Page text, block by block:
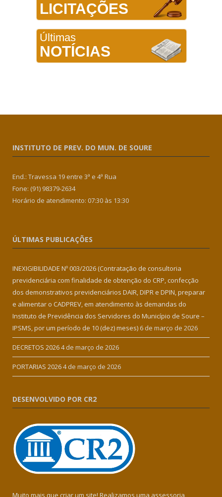
LICITAÇÕES
Últimas
NOTÍCIAS
INSTITUTO DE PREV. DO MUN. DE SOURE
End.: Travessa 19 entre 3ª e 4ª Rua
Fone: (91) 98379-2634
Horário de atendimento: 07:30 às 13:30
ÚLTIMAS PUBLICAÇÕES
INEXIGIBILIDADE Nº 003/2026 (Contratação de consultoria
previdenciária com finalidade de obtenção do CRP, confecção
dos demonstrativos previdenciários DAIR, DIPR e DPIN, preparar
e alimentar o CADPREV, em atendimento às demandas do
Instituto de Previdência dos Servidores do Município de Soure –
IPSMS, por um período de 10 (dez) meses) 6 de março de 2026
DECRETOS 20264 de março de 2026
PORTARIAS 20264 de março de 2026
DESENVOLVIDO POR CR2